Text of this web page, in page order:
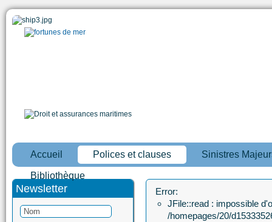
Accueil Polices et clauses Sinistres
Bibliothèque
Newsletter
Error:
JFile::read : impossible
/homepages/20/